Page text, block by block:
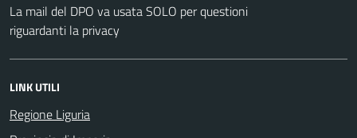
La mail del DPO va usata SOLO per questioni
riguardanti la privacy
LINK UTILI
Regione Liguria